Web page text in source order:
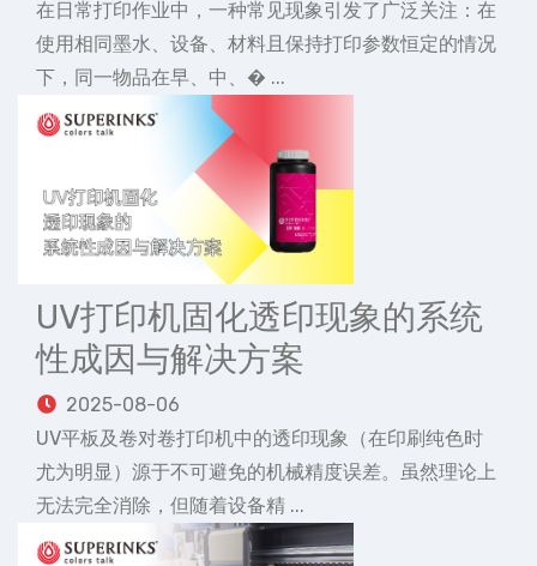
在日常打印作业中，一种常见现象引发了广泛关注：在
使用相同墨水、设备、材料且保持打印参数恒定的情况
下，同一物品在早、中、� ...
UV打印机固化透印现象的系统
性成因与解决方案
2025-08-06
UV平板及卷对卷打印机中的透印现象（在印刷纯色时
尤为明显）源于不可避免的机械精度误差。虽然理论上
无法完全消除，但随着设备精 ...